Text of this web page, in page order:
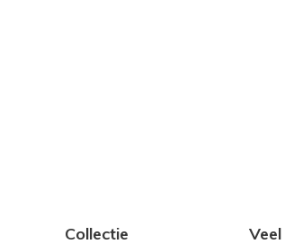
Collectie